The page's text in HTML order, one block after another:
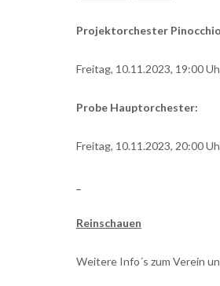
Projektorchester Pinocchio
Freitag, 10.11.2023, 19:00
Probe Hauptorchester:
Freitag, 10.11.2023, 20:00
Reinschauen
Weitere Info´s zum Verein